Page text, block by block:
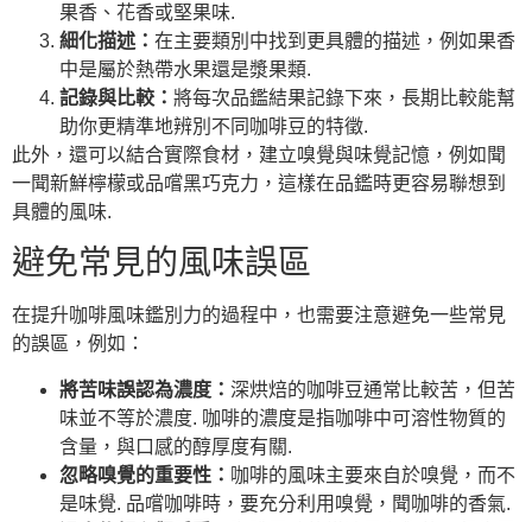
果香、花香或堅果味.
細化描述： 在主要類別中找到更具體的描述，例如果香
中是屬於熱帶水果還是漿果類.
記錄與比較： 將每次品鑑結果記錄下來，長期比較能幫
助你更精準地辨別不同咖啡豆的特徵.
此外，還可以結合實際食材，建立嗅覺與味覺記憶，例如聞
一聞新鮮檸檬或品嚐黑巧克力，這樣在品鑑時更容易聯想到
具體的風味.
避免常見的風味誤區
在提升咖啡風味鑑別力的過程中，也需要注意避免一些常見
的誤區，例如：
將苦味誤認為濃度： 深烘焙的咖啡豆通常比較苦，但苦
味並不等於濃度. 咖啡的濃度是指咖啡中可溶性物質的
含量，與口感的醇厚度有關.
忽略嗅覺的重要性： 咖啡的風味主要來自於嗅覺，而不
是味覺. 品嚐咖啡時，要充分利用嗅覺，聞咖啡的香氣.